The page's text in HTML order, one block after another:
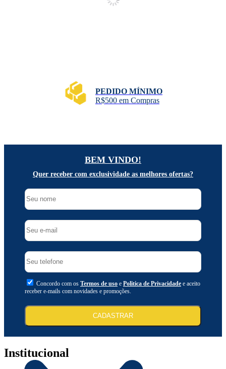
PEDIDO MÍNIMO
R$500 em Compras
BEM VINDO!
Quer receber com exclusividade as melhores ofertas?
Concordo com os Termos de uso e Politica de Privacidade e aceito
receber e-mails com novidades e promoções.
CADASTRAR
Institucional